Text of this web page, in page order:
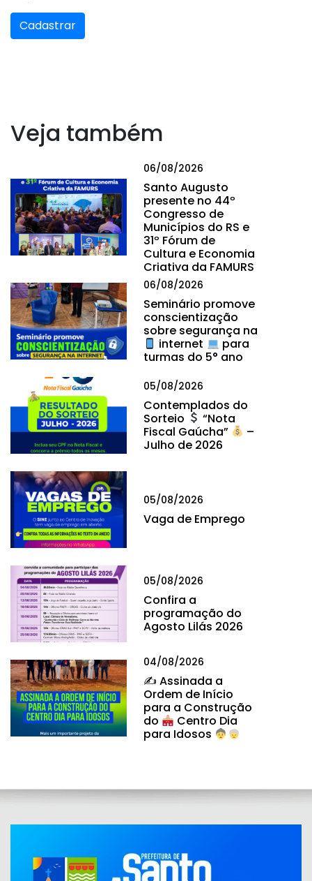
Cadastrar
Veja também
06/08/2026
Santo Augusto
presente no 44º
Congresso de
Municípios do RS e
31º Fórum de
Cultura e Economia
Criativa da FAMURS
06/08/2026
Seminário promove
conscientização
sobre segurança na
internet
para
turmas do 5° ano
05/08/2026
Contemplados do
Sorteio
“Nota
Fiscal Gaúcha”
–
Julho de 2026
05/08/2026
Vaga de Emprego
05/08/2026
Confira a
programação do
Agosto Lilás 2026
04/08/2026
✍ Assinada a
Ordem de Início
para a Construção
do
Centro Dia
para Idosos